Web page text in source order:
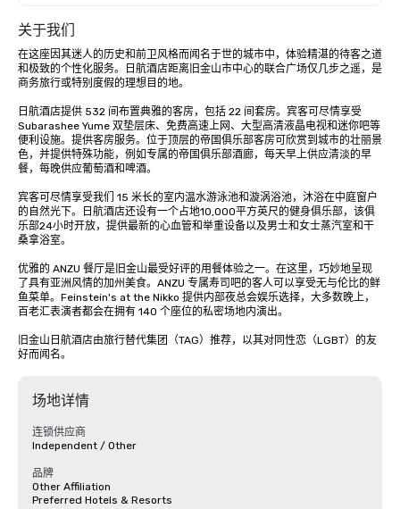
关于我们
在这座因其迷人的历史和前卫风格而闻名于世的城市中，体验精湛的待客之道
和极致的个性化服务。日航酒店距离旧金山市中心的联合广场仅几步之遥，是
商务旅行或特别度假的理想目的地。
日航酒店提供 532 间布置典雅的客房，包括 22 间套房。宾客可尽情享受
Subarashee Yume 双垫层床、免费高速上网、大型高清液晶电视和迷你吧等
便利设施。提供客房服务。位于顶层的帝国俱乐部客房可欣赏到城市的壮丽景
色，并提供特殊功能，例如专属的帝国俱乐部酒廊，每天早上供应清淡的早
餐，每晚供应葡萄酒和啤酒。
宾客可尽情享受我们 15 米长的室内温水游泳池和漩涡浴池，沐浴在中庭窗户
的自然光下。日航酒店还设有一个占地10,000平方英尺的健身俱乐部，该俱
乐部24小时开放，提供最新的心血管和举重设备以及男士和女士蒸汽室和干
桑拿浴室。
优雅的 ANZU 餐厅是旧金山最受好评的用餐体验之一。在这里，巧妙地呈现
了具有亚洲风情的加州美食。ANZU 专属寿司吧的客人可以享受无与伦比的鲜
鱼菜单。Feinstein's at the Nikko 提供内部夜总会娱乐选择，大多数晚上，
百老汇表演者都会在拥有 140 个座位的私密场地内演出。
旧金山日航酒店由旅行替代集团（TAG）推荐，以其对同性恋（LGBT）的友
好而闻名。
场地详情
连锁供应商
Independent / Other
品牌
Other Affiliation
Preferred Hotels & Resorts